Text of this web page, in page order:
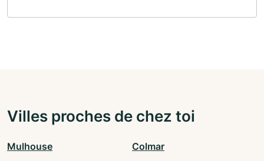
Villes proches de chez toi
Mulhouse Colmar